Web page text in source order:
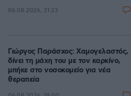
06.08.2026, 21:23
Γιώργος Παράσχος: Χαμογελαστός,
δίνει τη μάχη του με τον καρκίνο,
μπήκε στο νοσοκομείο για νέα
θεραπεία